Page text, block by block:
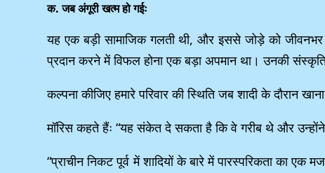
क. जब अंगूरी खत्म हो गईः
यह एक बड़ी सामाजिक गलती थी, और इससे जोड़े को जीवनभर
प्रदान करने में विफल होना एक बड़ा अपमान था। उनकी
कल्पना कीजिए हमारे परिवार की स्थिति जब शादी के दौरान
मॉरिस कहते हैंः “यह संकेत दे सकता है कि वे गरीब थे और उन्होंने
“प्राचीन निकट पूर्व में शादियों के बारे में पारस्परिकता का